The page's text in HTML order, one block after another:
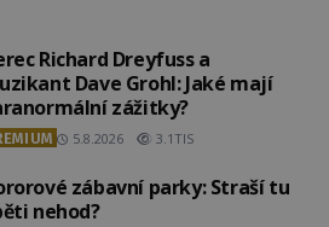
Richard Dreyfuss a
Dave Grohl: Jaké mají
zážitky?
5.8.2026 3.1TIS
zábavní parky: Straší tu
nehod?